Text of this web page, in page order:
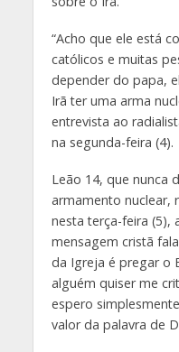
“Acho que ele está
católicos e muitas
depender do papa,
Irã ter uma arma
entrevista ao
na segunda-feira (4).
Leão 14, que nunca
armamento nuclear,
nesta terça-feira (5),
mensagem cristã
da Igreja é pregar o
alguém quiser me
espero
valor da palavra de